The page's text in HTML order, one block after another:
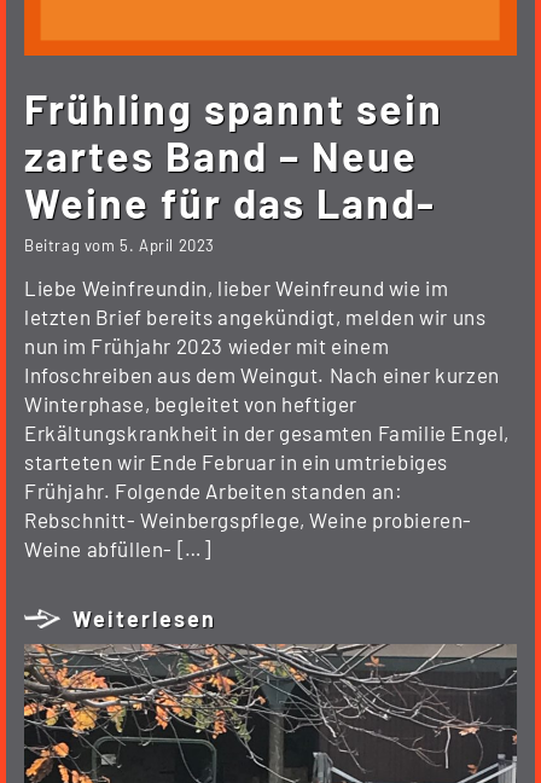
Frühling spannt sein
zartes Band – Neue
Weine für das Land-
Beitrag vom 5. April 2023
Liebe Weinfreundin, lieber Weinfreund wie im
letzten Brief bereits angekündigt, melden wir uns
nun im Frühjahr 2023 wieder mit einem
Infoschreiben aus dem Weingut. Nach einer kurzen
Winterphase, begleitet von heftiger
Erkältungskrankheit in der gesamten Familie Engel,
starteten wir Ende Februar in ein umtriebiges
Frühjahr. Folgende Arbeiten standen an:
Rebschnitt- Weinbergspflege, Weine probieren-
Weine abfüllen- […]
Weiterlesen